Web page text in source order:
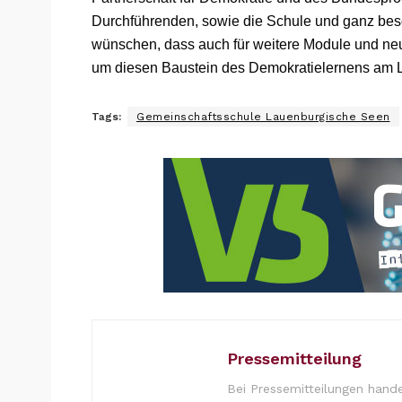
Durchführenden, sowie die Schule und ganz
wünschen, dass auch für weitere Module und
um diesen Baustein des Demokratielernens am
Tags: Gemeinschaftsschule Lauenburgische Seen
Pressemitteilung
Bei Pressemitteilungen